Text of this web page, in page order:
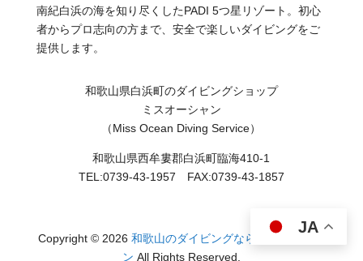
南紀白浜の海を知り尽くしたPADI 5つ星リゾート。初心
者からプロ志向の方まで、安全で楽しいダイビングをご
提供します。
和歌山県白浜町のダイビングショップ
ミスオーシャン
（Miss Ocean Diving Service）
和歌山県西牟婁郡白浜町臨海410-1
TEL:0739-43-1957 FAX:0739-43-1857
Copyright © 2026和歌山のダイビングならミスオーシャ
ン All Rights Reserved.
JA